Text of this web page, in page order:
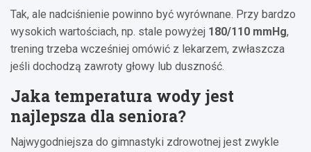
Tak, ale nadciśnienie powinno być wyrównane. Przy bardzo
wysokich wartościach, np. stale powyżej 180/110 mmHg,
trening trzeba wcześniej omówić z lekarzem, zwłaszcza
jeśli dochodzą zawroty głowy lub duszność.
Jaka temperatura wody jest
najlepsza dla seniora?
Najwygodniejsza do gimnastyki zdrowotnej jest zwykle